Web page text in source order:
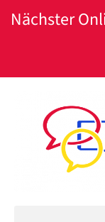
Nächster